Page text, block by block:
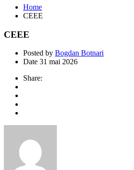
Home
CEEE
CEEE
Posted by Bogdan Botnari
Date 31 mai 2026
Share: